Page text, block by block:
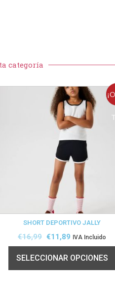
categoría
SHORT DEPORTIVO JALLY
€16,99 €11,89 IVA Incluido
SELECCIONAR OPCIONES